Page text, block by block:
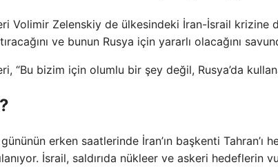
Volimir Zelenskiy de ülkesindeki İran-İsrail krizine
ve bunun Rusya için yararlı olacağını
“Bu bizim için olumlu bir şey değil, Rusya’da
erken saatlerinde İran’ın başkenti Tahran’ı
İsrail, saldırıda nükleer ve askeri hedeflerin